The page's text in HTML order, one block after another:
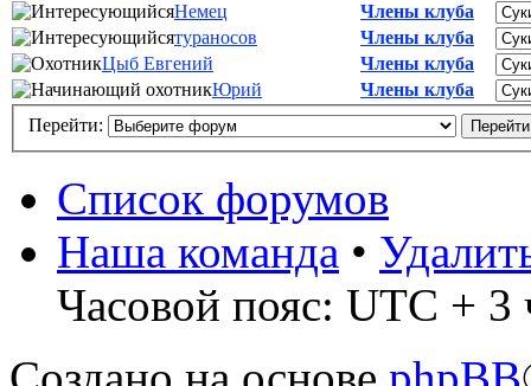
Немец
Члены клуба
тураносов
Члены клуба
Цыб Евгений
Члены клуба
Юрий
Члены клуба
Перейти:
Список форумов
Наша команда •
Часовой пояс: UTC + 3